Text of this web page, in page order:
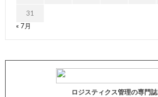
31
« 7月
ロジスティクス管理の専門誌